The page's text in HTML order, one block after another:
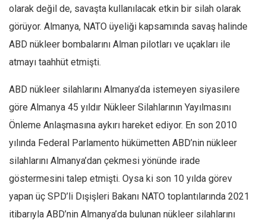
Bu Sayı
Tüm Sayılar
Kategoriler
Kültür Sanat
Kitap
Karisi kitap sualleri
7 soruda bu hafta
Ekonomi
Spor
Manzara
olarak değil de, savaşta kullanılacak etkin bir silah olarak
görüyor. Almanya, NATO üyeliği kapsamında savaş halinde
ABD nükleer bombalarını Alman pilotları ve uçakları ile
atmayı taahhüt etmişti.
ABD nükleer silahlarını Almanya’da istemeyen siyasilere
göre Almanya 45 yıldır Nükleer Silahlarının Yayılmasını
Önleme Anlaşmasına aykırı hareket ediyor. En son 2010
yılında Federal Parlamento hükümetten ABD’nin nükleer
silahlarını Almanya’dan çekmesi yönünde irade
göstermesini talep etmişti. Oysa ki son 10 yılda görev
yapan üç SPD’li Dışişleri Bakanı NATO toplantılarında 2021
itibarıyla ABD’nin Almanya’da bulunan nükleer silahlarını